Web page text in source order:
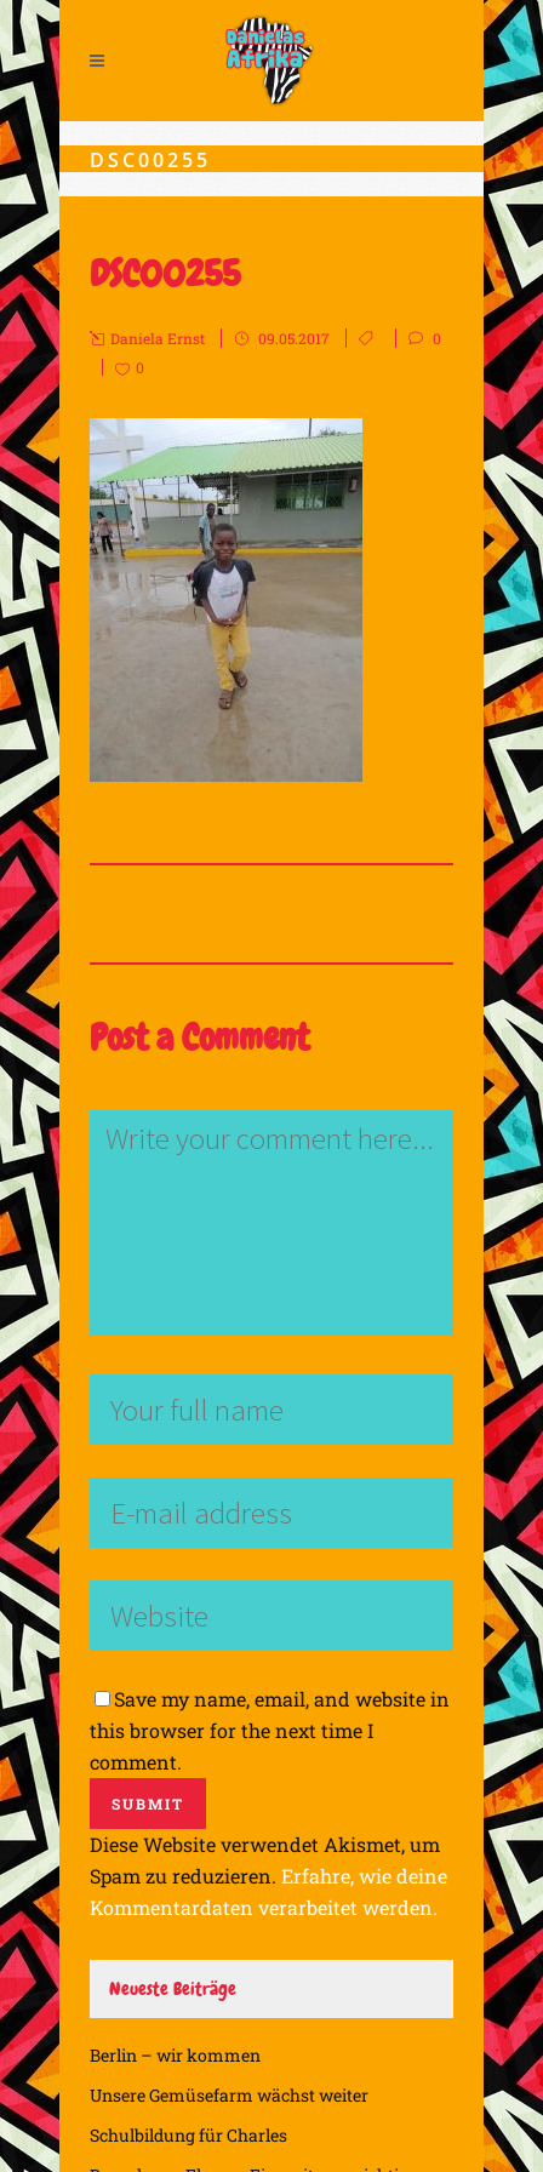
DSC00255
DSC00255
Daniela Ernst 09.05.2017
0
0
Post a Comment
Save my name, email, and website in
this browser for the next time I
comment.
Diese Website verwendet Akismet, um
Spam zu reduzieren. Erfahre, wie deine
Kommentardaten verarbeitet werden.
Neueste Beiträge
Berlin – wir kommen
Unsere Gemüsefarm wächst weiter
Schulbildung für Charles